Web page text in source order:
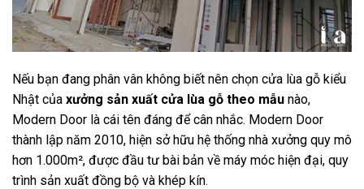
Nếu bạn đang phân vân không biết nên chọn cửa lùa gỗ kiểu
Nhật của xưởng sản xuất cửa lùa gỗ theo mẫu nào,
Modern Door là cái tên đáng để cân nhắc. Modern Door
thành lập năm 2010, hiện sở hữu hệ thống nhà xưởng quy mô
hơn 1.000m², được đầu tư bài bản về máy móc hiện đại, quy
trình sản xuất đồng bộ và khép kín.